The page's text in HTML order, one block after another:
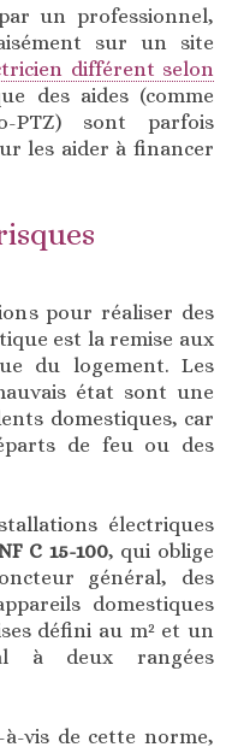
un professionnel,
sur un site
différent selon
des aides (comme
PTZ) sont parfois
les aider à financer
pour réaliser des
est la remise aux
du logement. Les
état sont une
domestiques, car
de feu ou des
électriques
C 15-100, qui oblige
général, des
domestiques
défini au m² et un
à deux rangées
vis de cette norme,